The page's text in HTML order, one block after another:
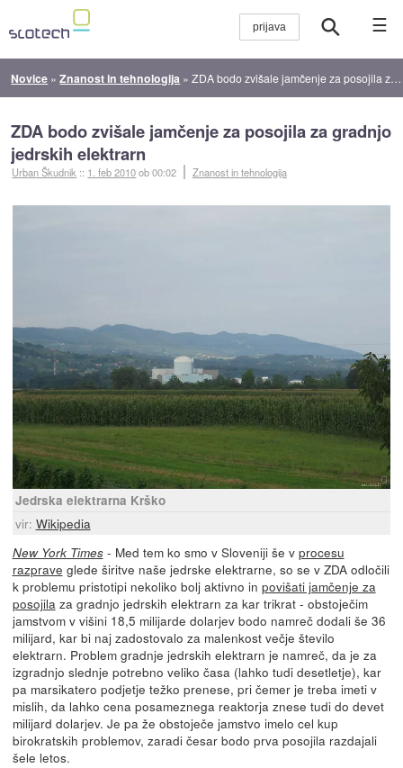
☰
Novice »Znanost in tehnologija »ZDA bodo zvišale jamčenje za posojila za gradnjo jedrskih elektrarn
ZDA bodo zvišale jamčenje za posojila za gradnjo
jedrskih elektrarn
Urban Škudnik :: 1. feb 2010ob 00:02 Znanost in tehnologija
Jedrska elektrarna Krško
vir: Wikipedia
New York Times- Med tem ko smo v Sloveniji še v procesu
razprave glede širitve naše jedrske elektrarne, so se v ZDA odločili
k problemu pristotipi nekoliko bolj aktivno in povišati jamčenje za
posojilaza gradnjo jedrskih elektrarn za kar trikrat - obstoječim
jamstvom v višini 18,5 milijarde dolarjev bodo namreč dodali še 36
milijard, kar bi naj zadostovalo za malenkost večje število
elektrarn. Problem gradnje jedrskih elektrarn je namreč, da je za
izgradnjo slednje potrebno veliko časa (lahko tudi desetletje), kar
pa marsikatero podjetje težko prenese, pri čemer je treba imeti v
mislih, da lahko cena posameznega reaktorja znese tudi do devet
milijard dolarjev. Je pa že obstoječe jamstvo imelo cel kup
birokratskih problemov, zaradi česar bodo prva posojila razdajali
šele letos.